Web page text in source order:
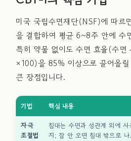
미국 국립수면재단(NSF)에 따르
을 결합하여 평균 6~8주 안에 수
특히 약물 없이도 수면 효율(수면
×100)을 85% 이상으로 끌어올
큰 장점입니다.
기법 핵심 내용
자극
조절법
침대는 수면과 성관계 외에
지; 잠 안 오면 침대 밖으로 나